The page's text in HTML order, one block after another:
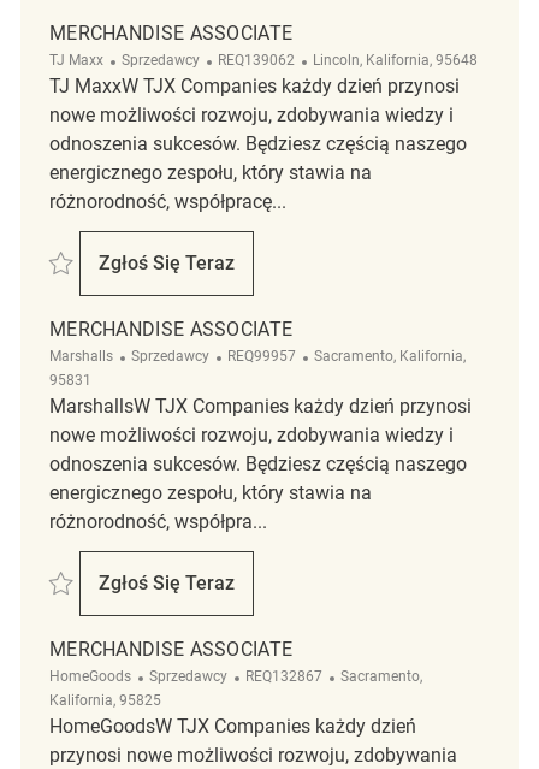
MERCHANDISE ASSOCIATE
TJ Maxx Kategoria
Sprzedawcy ReqId
REQ139062 Lokalizacja
Lincoln, Kalifornia, 95648
TJ MaxxW TJX Companies każdy dzień przynosi
nowe możliwości rozwoju, zdobywania wiedzy i
odnoszenia sukcesów. Będziesz częścią naszego
energicznego zespołu, który stawia na
różnorodność, współpracę...
Zapisać Merchandise associate REQ139062
Zgłoś Się Teraz
Merchandise Associate
MERCHANDISE ASSOCIATE
Marshalls Kategoria
Sprzedawcy ReqId
REQ99957 Lokalizacja
Sacramento, Kalifornia,
95831
MarshallsW TJX Companies każdy dzień przynosi
nowe możliwości rozwoju, zdobywania wiedzy i
odnoszenia sukcesów. Będziesz częścią naszego
energicznego zespołu, który stawia na
różnorodność, współpra...
Zapisać Merchandise Associate REQ99957
Zgłoś Się Teraz
Merchandise Associate
MERCHANDISE ASSOCIATE
HomeGoods Kategoria
Sprzedawcy ReqId
REQ132867 Lokalizacja
Sacramento,
Kalifornia, 95825
HomeGoodsW TJX Companies każdy dzień
przynosi nowe możliwości rozwoju, zdobywania